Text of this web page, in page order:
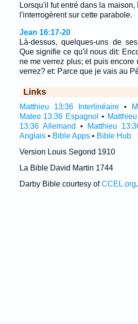
Lorsqu'il fut entré dans la
l'interrogèrent sur cette parabole.
Jean 16:17-20
Là-dessus, quelques-uns de
Que signifie ce qu'il nous dit:
ne me verrez plus; et puis
verrez? et: Parce que je vais au
Links
Matthieu 13:36 Interlinéaire•
Mateo 13:36 Espagnol •
13:36 Allemand • Matthieu
Anglais• Bible Apps• Bible Hub
Version Louis Segond 1910
La Bible David Martin 1744
Darby Bible courtesy ofCCEL.org.